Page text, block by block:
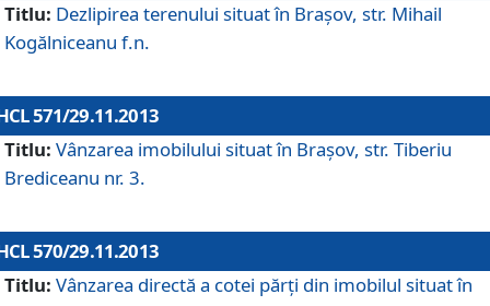
Titlu: Dezlipirea terenului situat în Braşov, str. Mihail
Kogălniceanu f.n.
571/29.11.2013
Titlu: Vânzarea imobilului situat în Braşov, str. Tiberiu
Brediceanu nr. 3.
570/29.11.2013
Titlu: Vânzarea directă a cotei părţi din imobilul situat în